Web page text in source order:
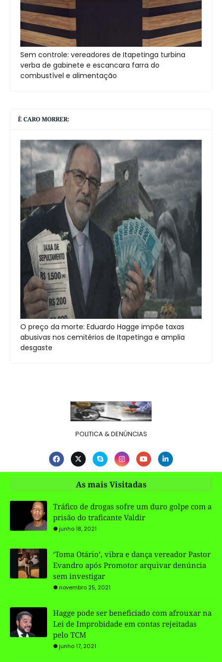
Sem controle: vereadores de Itapetinga turbina
verba de gabinete e escancara farra do
combustível e alimentação
È CARO MORRER:
O preço da morte: Eduardo Hagge impõe taxas
abusivas nos cemitérios de Itapetinga e amplia
desgaste
POLITICA & DENÚNCIAS
As mais Visitadas
Tráfico de drogas sofre um duro golpe com a
prisão do traficante Valdir
junho 18, 2021
‘Toma Otário’, vibra e dança vereador Pastor
Evandro após Promotor arquivar denúncia
sem investigar
novembro 25, 2021
Hagge pode ser beneficiado com afrouxar na
Lei de Improbidade em contas rejeitadas
pelo TCM
junho 17, 2021